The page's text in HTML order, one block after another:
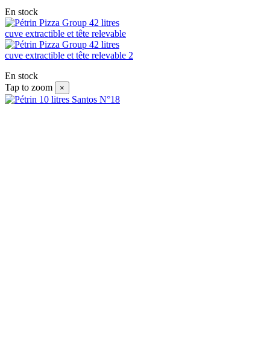
En stock
En stock
Tap to zoom
×